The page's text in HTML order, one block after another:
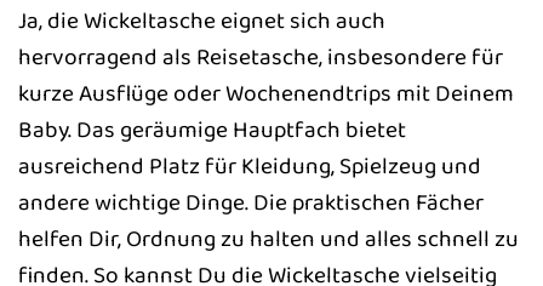
Ja, die Wickeltasche eignet sich auch
hervorragend als Reisetasche, insbesondere für
kurze Ausflüge oder Wochenendtrips mit Deinem
Baby. Das geräumige Hauptfach bietet
ausreichend Platz für Kleidung, Spielzeug und
andere wichtige Dinge. Die praktischen Fächer
helfen Dir, Ordnung zu halten und alles schnell zu
finden. So kannst Du die Wickeltasche vielseitig